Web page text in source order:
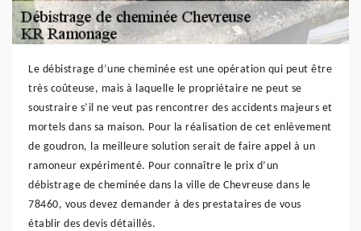
Le débistrage d’une cheminée est une opération qui peut être
très coûteuse, mais à laquelle le propriétaire ne peut se
soustraire s’il ne veut pas rencontrer des accidents majeurs et
mortels dans sa maison. Pour la réalisation de cet enlèvement
de goudron, la meilleure solution serait de faire appel à un
ramoneur expérimenté. Pour connaître le prix d’un
débistrage de cheminée dans la ville de Chevreuse dans le
78460, vous devez demander à des prestataires de vous
établir des devis détaillés.